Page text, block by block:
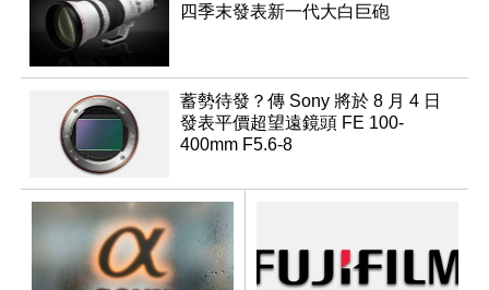
四季末發表新一代大白巨砲
蓄勢待發？傳 Sony 將於 8 月 4 日
發表平價超望遠鏡頭 FE 100-
400mm F5.6-8